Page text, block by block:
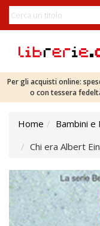
Per gli acquisti online:
o con tessera
Home Bambini e
Chi era Albert